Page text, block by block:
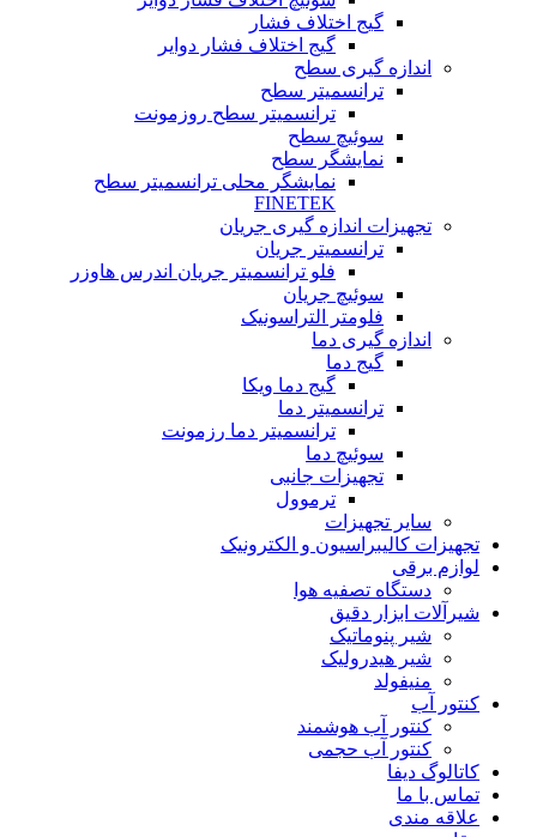
گیج اختلاف فشار
گیج اختلاف فشار دوایر
اندازه گیری سطح
ترانسمیتر سطح
ترانسمیتر سطح روزمونت
سوئیچ سطح
نمایشگر سطح
نمایشگر محلی ترانسمیتر سطح
FINETEK
تجهیزات اندازه گیری جریان
ترانسمیتر جریان
فلو ترانسمیتر جریان اندرس هاوزر
سوئیچ جریان
فلومتر التراسونیک
اندازه گیری دما
گیج دما
گیج دما ویکا
ترانسمیتر دما
ترانسمیتر دما رزمونت
سوئیچ دما
تجهیزات جانبی
ترموول
سایر تجهیزات
تجهیزات کالیبراسیون و الکترونیک
لوازم برقی
دستگاه تصفیه هوا
شیرآلات ابزار دقیق
شیر پنوماتیک
شیر هیدرولیک
منیفولد
کنتور آب
کنتور آب هوشمند
کنتور آب حجمی
کاتالوگ دیفا
تماس با ما
علاقه مندی